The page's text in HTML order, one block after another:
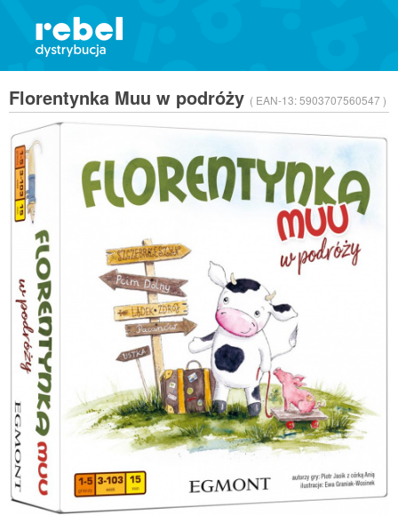
Florentynka Muu w podróży ( EAN-13:5903707560547 )